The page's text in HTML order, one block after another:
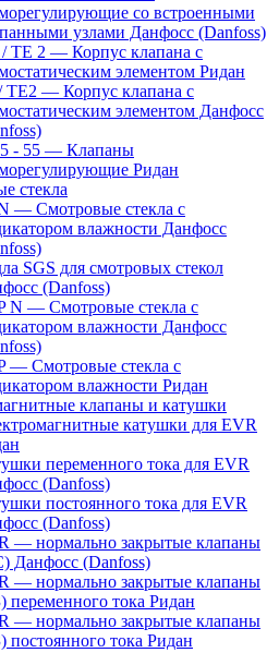
со встроенными
узлами Данфосс (Danfoss)
TE 2 — Корпус клапана с
элементом Ридан
TE2 — Корпус клапана с
элементом Данфосс
- 55 — Клапаны
Ридан
стекла
— Смотровые стекла с
влажности Данфосс
SGS для смотровых стекол
(Danfoss)
N — Смотровые стекла с
влажности Данфосс
— Смотровые стекла с
влажности Ридан
клапаны и катушки
катушки для EVR
переменного тока для EVR
(Danfoss)
постоянного тока для EVR
(Danfoss)
— нормально закрытые клапаны
Данфосс (Danfoss)
— нормально закрытые клапаны
переменного тока Ридан
— нормально закрытые клапаны
постоянного тока Ридан